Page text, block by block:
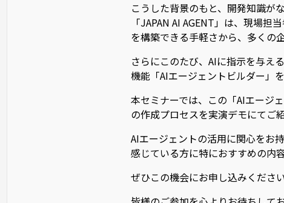
こうした背景のもと、開発知識が
「JAPAN AI AGENT」は、現場担
を構築できる手軽さから、多くの
さらにこのたび、AIに指示を与え
機能「AIエージェントビルダー」
本セミナーでは、この「AIエージ
の作成プロセスを実演デモにてご
AIエージェントの活用に関心をお
感じている方に特におすすめの内容
ぜひこの機会にお申し込みください